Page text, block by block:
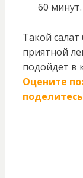
60 минут.
Такой
приятной
подойдет в
Оцените